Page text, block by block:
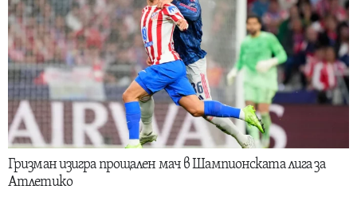
Гризман изигра прощален мач в Шампионската лига за
Атлетико